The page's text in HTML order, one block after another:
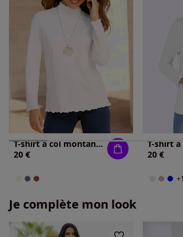
T-shirt à col montant col montant tendance
20 €
20 €
+1
Je complète mon look